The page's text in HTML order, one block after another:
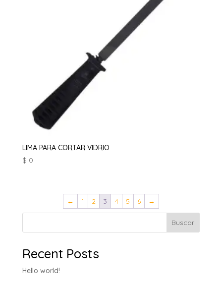
LIMA PARA CORTAR VIDRIO
$ 0
← 1 2 3 4 5 6 →
Buscar
Recent Posts
Hello world!